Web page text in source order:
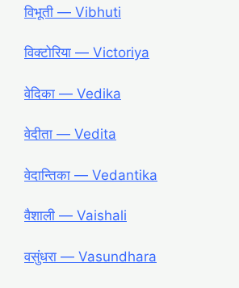
विभूती ― Vibhuti
विक्टोरिया ― Victoriya
वेदिका ― Vedika
वेदीता ― Vedita
वेदान्तिका ― Vedantika
वैशाली ― Vaishali
वसुंधरा ― Vasundhara